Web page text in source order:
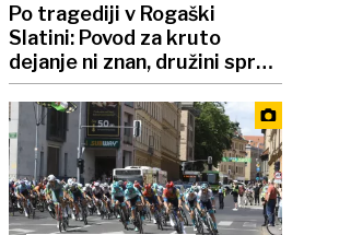
Po tragediji v Rogaški
Slatini: Povod za kruto
dejanje ni znan, družini sprti
že več let